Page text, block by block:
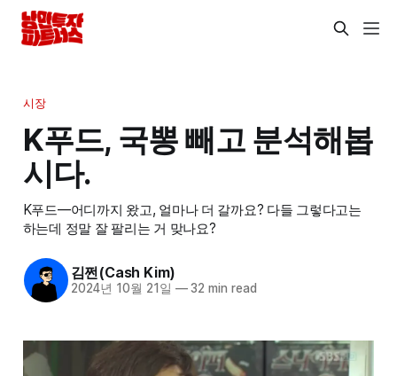
시장
K푸드, 국뽕 빼고 분석해봅
시다.
K푸드—어디까지 왔고, 얼마나 더 갈까요? 다들 그렇다고는
하는데 정말 잘 팔리는 거 맞나요?
김쩐(Cash Kim)
2024년 10월 21일 —32 min read